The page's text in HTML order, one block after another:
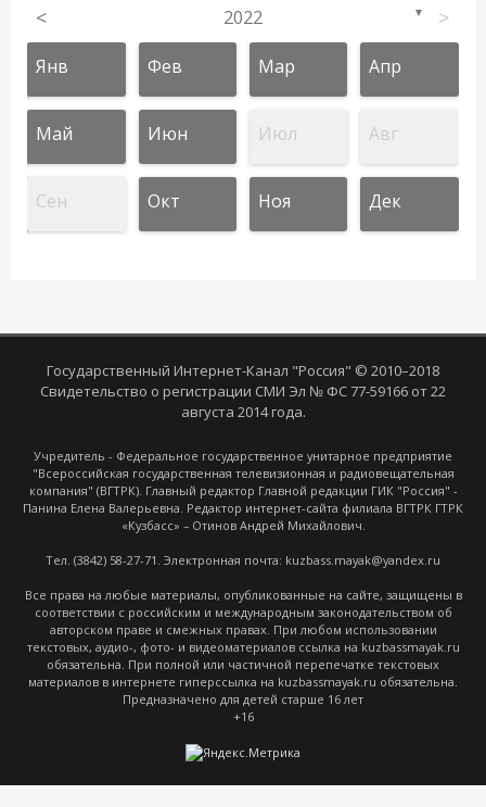
< 2022 ▼ >
Янв Фев Мар Апр
Май Июн Июл Авг
Сен Окт Ноя Дек
Государственный Интернет-Канал "Россия" © 2010–2018
Свидетельство о регистрации СМИ Эл № ФС 77-59166 от 22
августа 2014 года.
Учредитель - Федеральное государственное унитарное предприятие
"Всероссийская государственная телевизионная и радиовещательная
компания" (ВГТРК). Главный редактор Главной редакции ГИК "Россия" -
Панина Елена Валерьевна. Редактор интернет-сайта филиала ВГТРК ГТРК
«Кузбасс» – Отинов Андрей Михайлович.
Тел. (3842) 58-27-71. Электронная почта: kuzbass.mayak@yandex.ru
Все права на любые материалы, опубликованные на сайте, защищены в
соответствии с российским и международным законодательством об
авторском праве и смежных правах. При любом использовании
текстовых, аудио-, фото- и видеоматериалов ссылка на kuzbassmayak.ru
обязательна. При полной или частичной перепечатке текстовых
материалов в интернете гиперссылка на kuzbassmayak.ru обязательна.
Предназначено для детей старше 16 лет
+16